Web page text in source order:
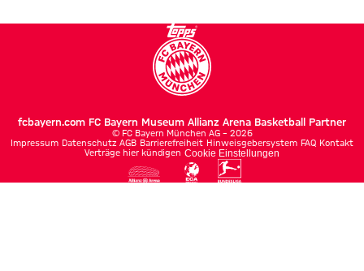
fcbayern.com FC Bayern Museum Allianz Arena Basketball Partner
© FC Bayern München AG – 2026
Impressum Datenschutz AGB Barrierefreiheit Hinweisgebersystem FAQ Kontakt
Verträge hier kündigen Cookie Einstellungen